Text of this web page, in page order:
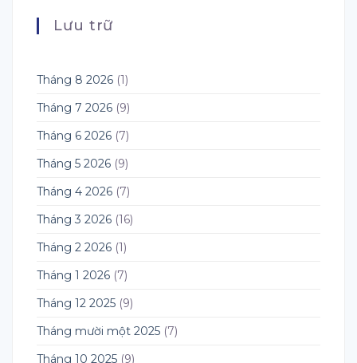
Lưu trữ
Tháng 8 2026 (1)
Tháng 7 2026 (9)
Tháng 6 2026 (7)
Tháng 5 2026 (9)
Tháng 4 2026 (7)
Tháng 3 2026 (16)
Tháng 2 2026 (1)
Tháng 1 2026 (7)
Tháng 12 2025 (9)
Tháng mười một 2025 (7)
Tháng 10 2025 (9)